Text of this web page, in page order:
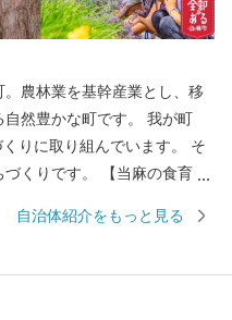
農林業を基幹産業とし、移
自然豊かな町です。 我が町
りに取り組んでいます。 そ
くりです。 【当麻の食育と
たちは給食で食べるお米を自
自治体紹介をもっと見る